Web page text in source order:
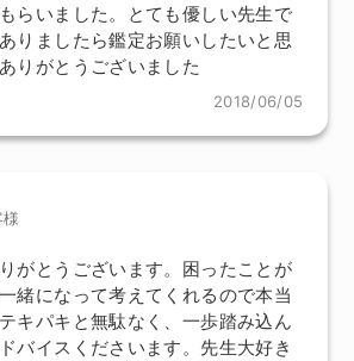
らいました。とても優しい先生で
りましたら鑑定お願いしたいと思
りがとうございました
2018/06/05
がとうございます。困ったことが
緒になって考えてくれるので本当
キパキと無駄なく、一歩踏み込ん
バイスくださいます。先生大好き